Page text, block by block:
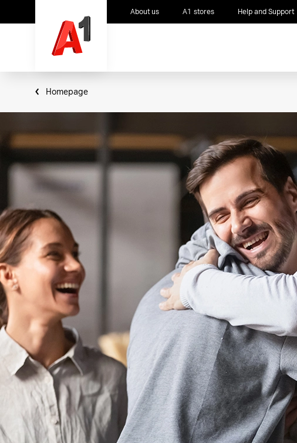
About us A1 stores Help and Support
Homepage